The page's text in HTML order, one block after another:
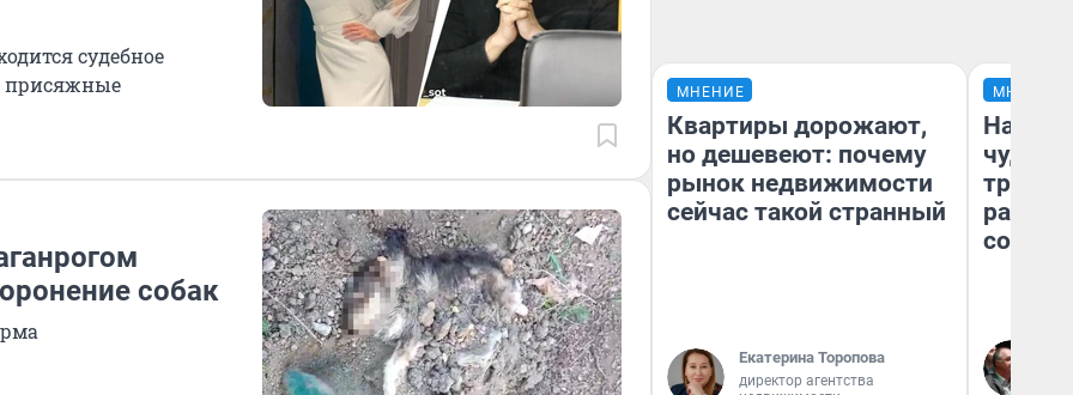
судебное
присяжные
собак
МНЕНИЕ
Квартиры дорожают,
но дешевеют: почему
рынок недвижимости
сейчас такой странный
Екатерина Торопова
директор агентства
МНЕНИЕ
чудом